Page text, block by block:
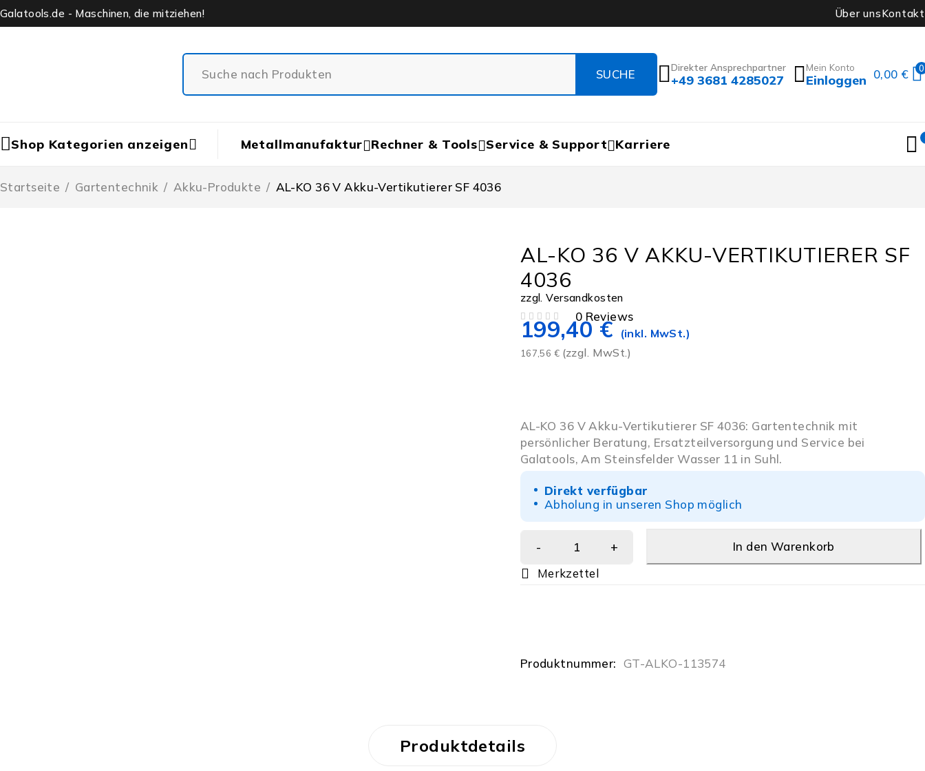
Galatools.de - Maschinen, die mitziehen! Über unsKontakt
Direkter Ansprechpartner
+49 3681 4285027
Mein Konto
Einloggen 0,00 € 0
Shop Kategorien anzeigen Metallmanufaktur Rechner & Tools Service & Support Karriere
Startseite / Gartentechnik / Akku-Produkte / AL-KO 36 V Akku-Vertikutierer SF 4036
AL-KO 36 V AKKU-VERTIKUTIERER SF
4036
zzgl.Versandkosten
0 Reviews
199,40€ (inkl. MwSt.)
167,56 € (zzgl. MwSt.)
AL-KO 36 V Akku-Vertikutierer SF 4036: Gartentechnik mit
persönlicher Beratung, Ersatzteilversorgung und Service bei
Galatools, Am Steinsfelder Wasser 11 in Suhl.
Direkt verfügbar
Abholung in unseren Shop möglich
In den Warenkorb
Produktnummer: GT-ALKO-113574
Produktdetails